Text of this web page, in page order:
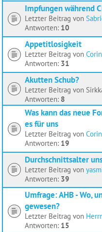
Impfungen während
Letzter Beitrag von
Antworten: 10
Appetitlosigkeit
Letzter Beitrag von
Antworten: 31
Akutten Schub?
Letzter Beitrag von
Antworten: 8
Was kann das neue
es für uns
Letzter Beitrag von
Antworten: 19
Durchschnittsalter
Letzter Beitrag von
Antworten: 39
Umfrage: AHB - Wo,
gewesen?
Letzter Beitrag von
Antworten: 15